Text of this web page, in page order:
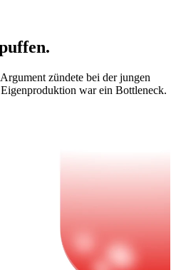
zündete bei der jungen
war ein Bottleneck.